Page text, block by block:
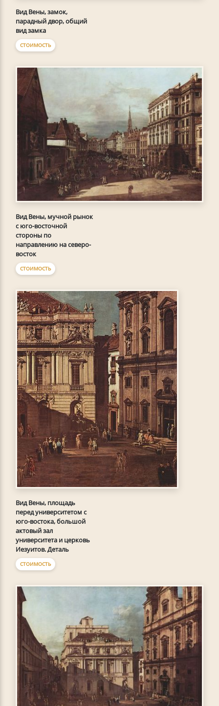
Вид Вены, замок,
парадный двор, общий
вид замка
СТОИМОСТЬ
Вид Вены, мучной рынок
с юго-восточной
стороны по
направлению на северо-
восток
СТОИМОСТЬ
Вид Вены, площадь
перед университетом с
юго-востока, большой
актовый зал
университета и церковь
Иезуитов. Деталь
СТОИМОСТЬ